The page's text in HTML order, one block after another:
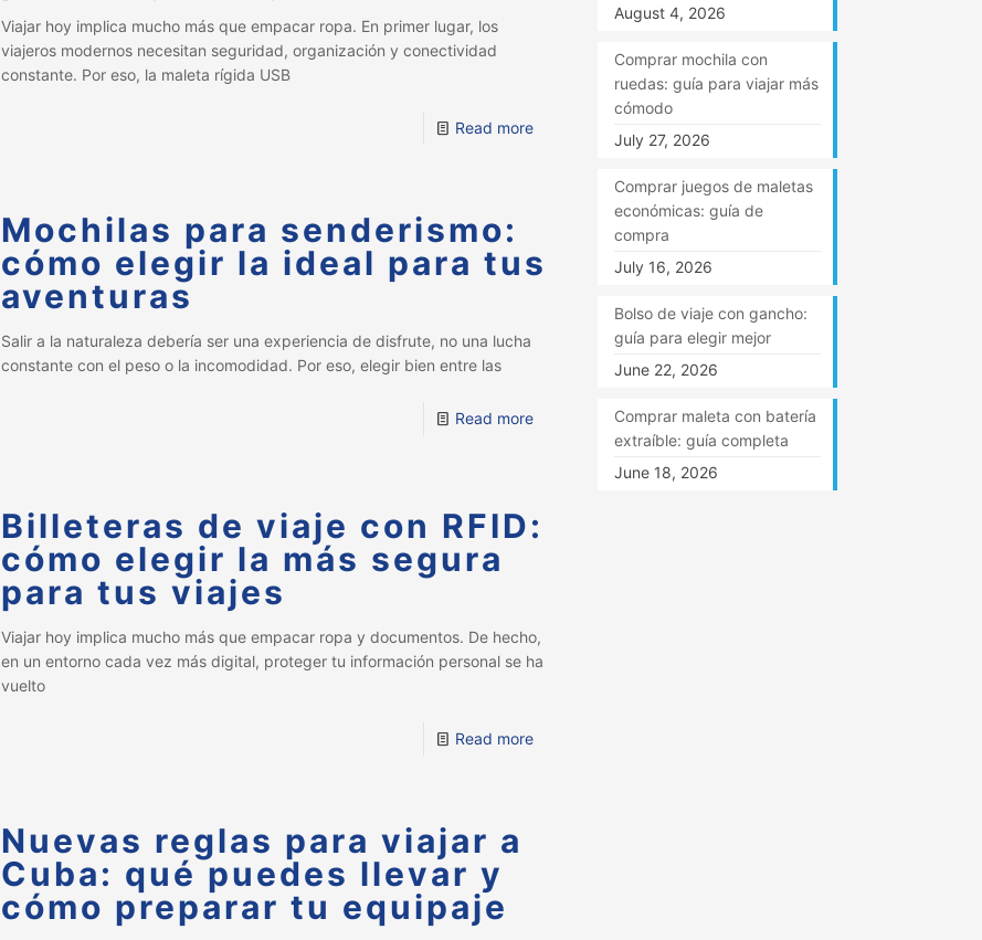
Viajar hoy implica mucho más que empacar ropa. En primer lugar, los
viajeros modernos necesitan seguridad, organización y conectividad
constante. Por eso, la maleta rígida USB
Read more
Mochilas para senderismo:
cómo elegir la ideal para tus
aventuras
Salir a la naturaleza debería ser una experiencia de disfrute, no una lucha
constante con el peso o la incomodidad. Por eso, elegir bien entre las
Read more
Billeteras de viaje con RFID:
cómo elegir la más segura
para tus viajes
Viajar hoy implica mucho más que empacar ropa y documentos. De hecho,
en un entorno cada vez más digital, proteger tu información personal se ha
vuelto
Read more
Nuevas reglas para viajar a
Cuba: qué puedes llevar y
cómo preparar tu equipaje
August 4, 2026
Comprar mochila con
ruedas: guía para viajar más
cómodo
July 27, 2026
Comprar juegos de maletas
económicas: guía de
compra
July 16, 2026
Bolso de viaje con gancho:
guía para elegir mejor
June 22, 2026
Comprar maleta con batería
extraíble: guía completa
June 18, 2026